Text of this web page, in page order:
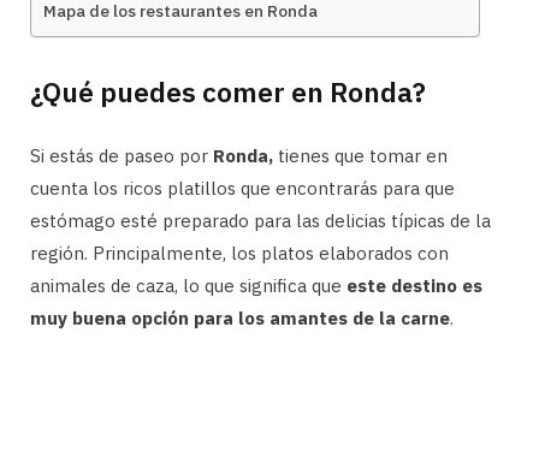
Mapa de los restaurantes en Ronda
¿Qué puedes comer en Ronda?
Si estás de paseo por Ronda, tienes que tomar en
cuenta los ricos platillos que encontrarás para que
estómago esté preparado para las delicias típicas de la
región. Principalmente, los platos elaborados con
animales de caza, lo que significa que este destino es
muy buena opción para los amantes de la carne.